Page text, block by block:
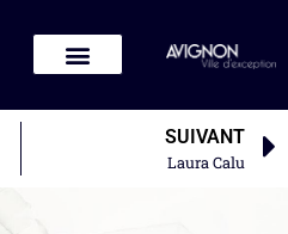
SUIVANT
Laura Calu